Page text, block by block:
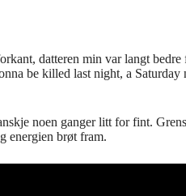
datteren min var langt
be killed last night, a
noen ganger litt for fint.
energien brøt fram.